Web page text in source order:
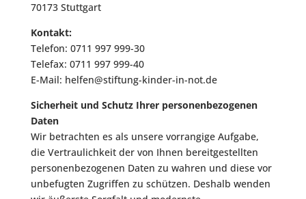
70173 Stuttgart
Kontakt:
Telefon: 0711 997 999-30
Telefax: 0711 997 999-40
E-Mail: helfen@stiftung-kinder-in-not.de
Sicherheit und Schutz Ihrer personenbezogenen
Daten
Wir betrachten es als unsere vorrangige Aufgabe,
die Vertraulichkeit der von Ihnen bereitgestellten
personenbezogenen Daten zu wahren und diese vor
unbefugten Zugriffen zu schützen. Deshalb wenden